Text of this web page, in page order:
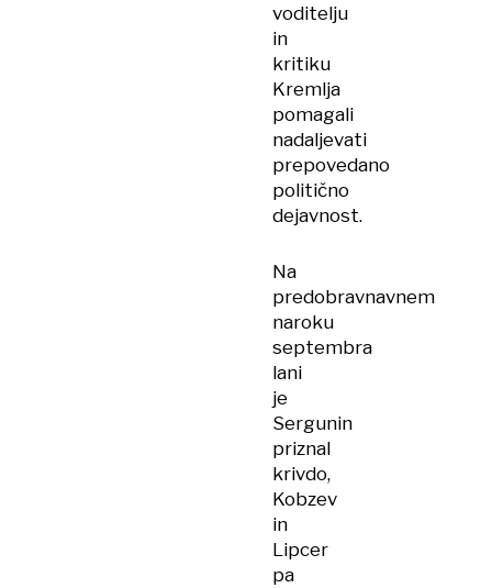
voditelju
in
kritiku
Kremlja
pomagali
nadaljevati
prepovedano
politično
dejavnost.
Na
predobravnavnem
naroku
septembra
lani
je
Sergunin
priznal
krivdo,
Kobzev
in
Lipcer
pa